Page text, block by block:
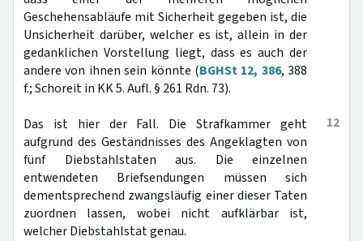
Geschehensabläufe mit Sicherheit gegeben ist, die
Unsicherheit darüber, welcher es ist, allein in der
gedanklichen Vorstellung liegt, dass es auch der
andere von ihnen sein könnte (BGHSt 12, 386, 388
f.; Schoreit in KK 5. Aufl. § 261 Rdn. 73).
12
Das ist hier der Fall. Die Strafkammer geht
aufgrund des Geständnisses des Angeklagten von
fünf Diebstahlstaten aus. Die einzelnen
entwendeten Briefsendungen müssen sich
dementsprechend zwangsläufig einer dieser Taten
zuordnen lassen, wobei nicht aufklärbar ist,
welcher Diebstahlstat genau.